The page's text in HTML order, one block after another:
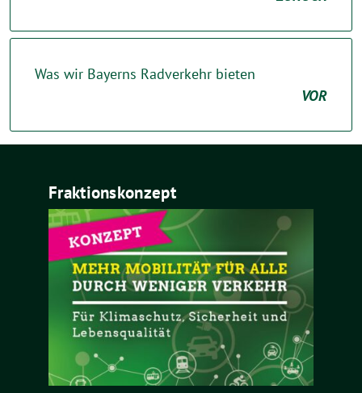
Was wir Bayerns Radverkehr bieten
VOR
Fraktionskonzept